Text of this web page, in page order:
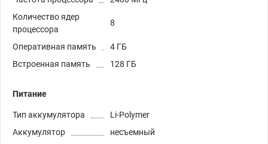
Количество ядер
процессора
8
Оперативная память
4 ГБ
Встроенная память
128 ГБ
Питание
Тип аккумулятора
Li-Polymer
Аккумулятор
несъемный